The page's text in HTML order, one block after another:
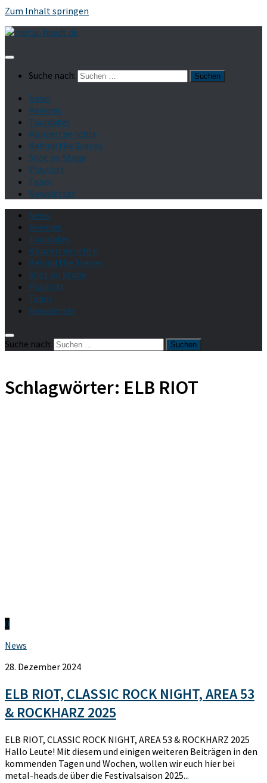
Zum Inhalt springen
Suche nach:
News
Reviews
Tourdates
Konzertberichte
Behind the Scenes
Shot on Stage
Playlists
Team
Newsletter
News
Reviews
Tourdates
Konzertberichte
Behind the Scenes
Shot on Stage
Playlists
Team
Newsletter
Suche nach:
Schlagwörter: ELB RIOT
0
News
28. Dezember 2024
ELB RIOT, CLASSIC ROCK NIGHT, AREA 53
& ROCKHARZ 2025
ELB RIOT, CLASSIC ROCK NIGHT, AREA 53 & ROCKHARZ 2025
Hallo Leute! Mit diesem und einigen weiteren Beiträgen in den
kommenden Tagen und Wochen, wollen wir euch hier bei
metal-heads.de über die Festivalsaison 2025...